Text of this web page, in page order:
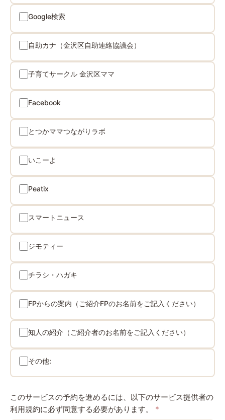
Google検索
自助カナ（金沢区自助連絡協議会）
子育てサークル 金沢区ママ
Facebook
とつかママつながりラボ
いこーよ
Peatix
スマートニュース
ジモティー
チラシ・ハガキ
FPからの案内（ご紹介FPのお名前をご記入ください）
知人の紹介（ご紹介者のお名前をご記入ください）
その他:
このサービスの予約を進めるには、以下のサービス提供者の
利用規約に必ず同意する必要があります。
*